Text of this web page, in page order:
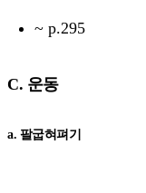
~ p.295
C. 운동
a. 팔굽혀펴기